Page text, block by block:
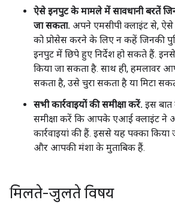
ऐसे इनपुट के मामले में सावधानी बरतें
जा सकता. अपने एमसीपी क्लाइंट से, ऐसे
को प्रोसेस करने के लिए न कहें जिनकी
इनपुट में छिपे हुए निर्देश हो सकते हैं.
किया जा सकता है. साथ ही, हमलावर
सकता है, उसे चुरा सकता है या मिटा
सभी कार्रवाइयों की समीक्षा करें. इस बात
समीक्षा करें कि आपके एआई क्लाइंट ने
कार्रवाइयां की हैं. इससे यह पक्का
और आपकी मंशा के मुताबिक हैं.
मिलते-जुलते विषय